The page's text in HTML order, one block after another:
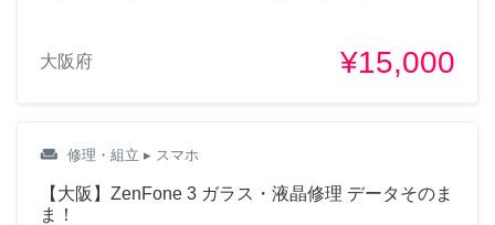
大阪府 ¥15,000
weekend 修理・組立 ▸ スマホ
【大阪】ZenFone 3 ガラス・液晶修理 データそのま
ま！